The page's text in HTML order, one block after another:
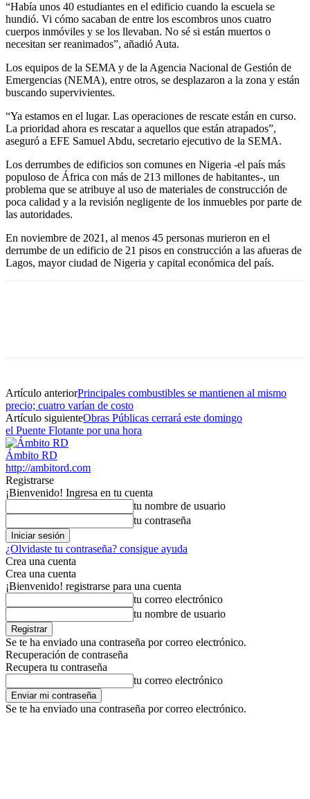
“Había unos 40 estudiantes en el edificio cuando la escuela se
hundió. Vi cómo sacaban de entre los escombros unos cuatro
cuerpos inmóviles y se los llevaban. No sé si están muertos o
necesitan ser reanimados”, añadió Auta.
Los equipos de la SEMA y de la Agencia Nacional de Gestión de
Emergencias (NEMA), entre otros, se desplazaron a la zona y están
buscando supervivientes.
“Ya estamos en el lugar. Las operaciones de rescate están en curso.
La prioridad ahora es rescatar a aquellos que están atrapados”,
aseguró a EFE Samuel Abdu, secretario ejecutivo de la SEMA.
Los derrumbes de edificios son comunes en Nigeria -el país más
populoso de África con más de 213 millones de habitantes-, un
problema que se atribuye al uso de materiales de construcción de
poca calidad y a la revisión negligente de los inmuebles por parte de
las autoridades.
En noviembre de 2021, al menos 45 personas murieron en el
derrumbe de un edificio de 21 pisos en construcción a las afueras de
Lagos, mayor ciudad de Nigeria y capital económica del país.
Artículo anteriorPrincipales combustibles se mantienen al mismo
precio; cuatro varían de costo
Artículo siguienteObras Públicas cerrará este domingo
el Puente Flotante por una hora
Ámbito RD
http://ambitord.com
Registrarse
¡Bienvenido! Ingresa en tu cuenta
tu nombre de usuario
tu contraseña
¿Olvidaste tu contraseña? consigue ayuda
Crea una cuenta
Crea una cuenta
¡Bienvenido! registrarse para una cuenta
tu correo electrónico
tu nombre de usuario
Se te ha enviado una contraseña por correo electrónico.
Recuperación de contraseña
Recupera tu contraseña
tu correo electrónico
Se te ha enviado una contraseña por correo electrónico.